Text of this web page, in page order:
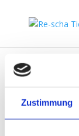
Zustimmung
re-